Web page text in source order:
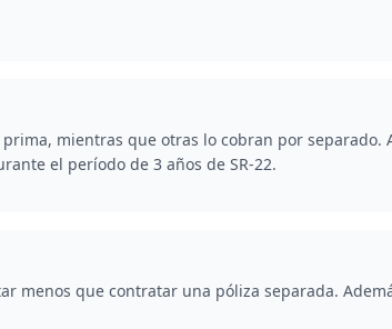
mientras que otras lo cobran por separado.
el período de 3 años de SR-22.
menos que contratar una póliza separada.